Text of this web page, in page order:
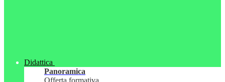
Didattica
Panoramica